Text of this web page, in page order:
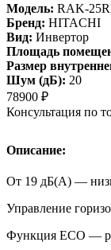
Модель: RAK-
Бренд: HITACHI
Вид: Инвертор
Площадь
Размер
Шум (дБ): 20
78900 ₽
Консультация по
Описание:
От 19 дБ(А) —
Управление
Функция ECO —